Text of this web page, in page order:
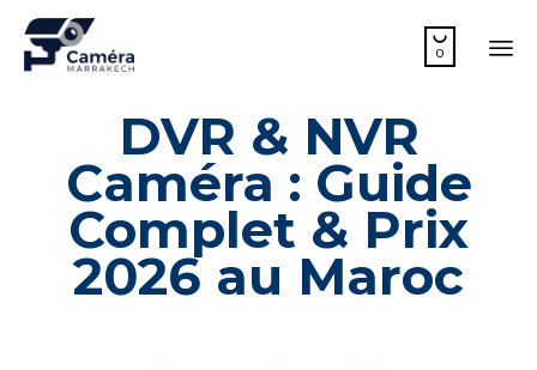

0
DVR & NVR
Caméra : Guide
Complet & Prix
2026 au Maroc